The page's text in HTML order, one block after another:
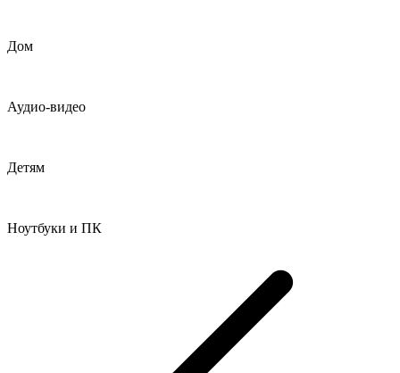
Дом
Аудио-видео
Детям
Ноутбуки и ПК